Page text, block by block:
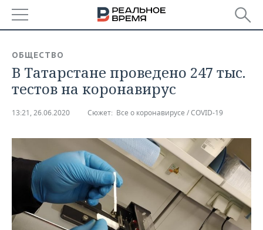
БАШКОРТОСТАН
ТАТАРСТАН
НОВОСТИ
АНАЛИТИКА
ДЕКЛАРАЦИИ О ДОХОДАХ
КОРОЛИ ГОСЗАКАЗА ПФО
ВУЗЫ ТАТАРСТАНА
НОВОСТИ ЭКОНОМИКИ
ФИНАНСЫ
БАНКИ
ПРОМЫШЛЕННОСТЬ
НОВОСТИ
ПРОМЫШЛЕННОСТИ
АГРОПРОМ
НЕДВИЖИМОСТЬ
НОВОСТИ НЕДВИЖИМОСТИ
АВТО
ОБЩЕСТВО
В Татарстане проведено 247 тыс.
тестов на коронавирус
13:21, 26.06.2020 Сюжет: Все о коронавирусе / COVID-19